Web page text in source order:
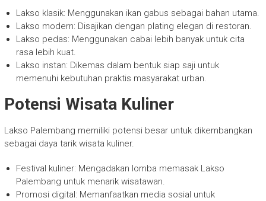
Lakso klasik: Menggunakan ikan gabus sebagai bahan utama.
Lakso modern: Disajikan dengan plating elegan di restoran.
Lakso pedas: Menggunakan cabai lebih banyak untuk cita
rasa lebih kuat.
Lakso instan: Dikemas dalam bentuk siap saji untuk
memenuhi kebutuhan praktis masyarakat urban.
Potensi Wisata Kuliner
Lakso Palembang memiliki potensi besar untuk dikembangkan
sebagai daya tarik wisata kuliner.
Festival kuliner: Mengadakan lomba memasak Lakso
Palembang untuk menarik wisatawan.
Promosi digital: Memanfaatkan media sosial untuk